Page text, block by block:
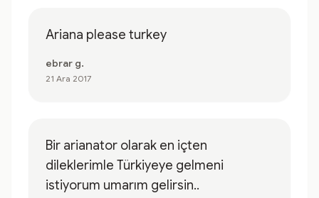
Ariana please turkey
ebrar g.
21 Ara 2017
Bir arianator olarak en içten
dileklerimle Türkiyeye gelmeni
istiyorum umarım gelirsin..